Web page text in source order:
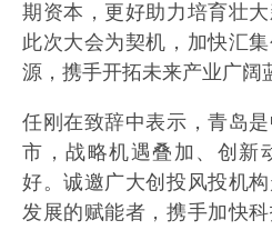
期资本，更好助力培育壮
此次大会为契机，加快汇
源，携手开拓未来产业广阔
任刚在致辞中表示，青岛
市，战略机遇叠加、创新
好。诚邀广大创投风投机
发展的赋能者，携手加快